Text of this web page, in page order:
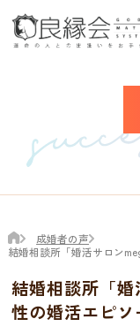
成婚者の声
結婚相談所「婚活サロン
結婚相談所「
性の婚活エピソ